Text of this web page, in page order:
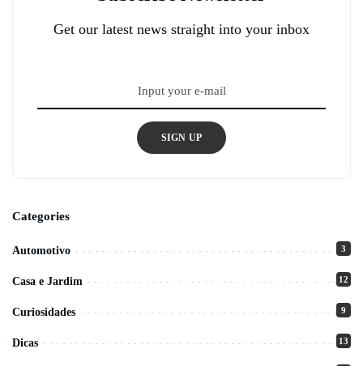
Get our latest news straight into your inbox
SIGN UP
Categories
Automotivo 3
Casa e Jardim 12
Curiosidades 9
Dicas 13